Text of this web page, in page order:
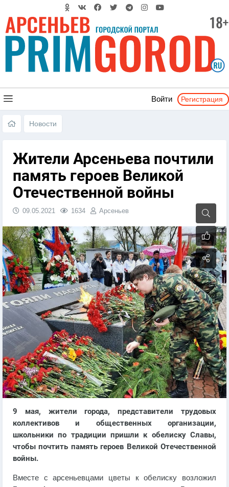
Войти Регистрация
Новости
Жители Арсеньева почтили
память героев Великой
Отечественной войны
09.05.2021 1634 Арсеньев
9 мая, жители города, представители трудовых
коллективов и общественных организации,
школьники по традиции пришли к обелиску Славы,
чтобы почтить память героев Великой Отечественной
войны.
Вместе с арсеньевцами цветы к обелиску возложил